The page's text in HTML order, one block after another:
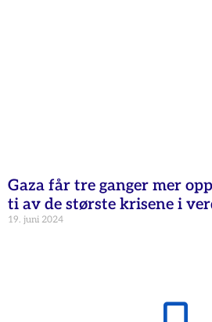
Gaza får tre ganger mer
ti av de største krisene i
19. juni 2024